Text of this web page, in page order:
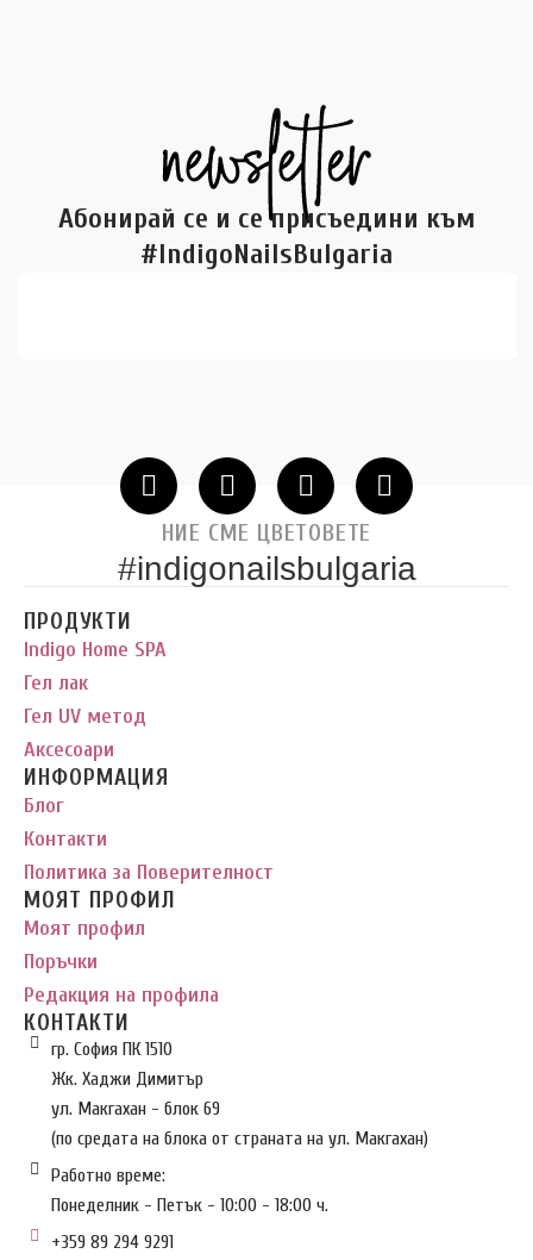
Абонирай се и се присъедини към
#IndigoNailsBulgaria
НИЕ СМЕ ЦВЕТОВЕТЕ
#indigonailsbulgaria
ПРОДУКТИ
Indigo Home SPA
Гел лак
Гел UV метод
Аксесоари
ИНФОРМАЦИЯ
Блог
Контакти
Политика за Поверителност
МОЯТ ПРОФИЛ
Моят профил
Поръчки
Редакция на профила
КОНТАКТИ
гр. София ПК 1510
Жк. Хаджи Димитър
ул. Макгахан - блок 69
(по средата на блока от страната на ул. Макгахан)
Работно време:
Понеделник - Петък - 10:00 - 18:00 ч.
+359 89 294 9291